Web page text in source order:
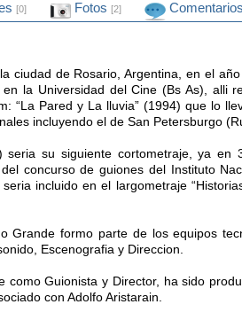
[0] Fotos [2] Comentarios
ciudad de Rosario, Argentina, en el
la Universidad del Cine (Bs As), alli
“La Pared y La lluvia” (1994) que lo
incluyendo el de San Petersburgo
seria su siguiente cortometraje, ya en
concurso de guiones del Instituto
incluido en el largometraje
Grande formo parte de los equipos
Escenografia y Direccion.
como Guionista y Director, ha sido
con Adolfo Aristarain.